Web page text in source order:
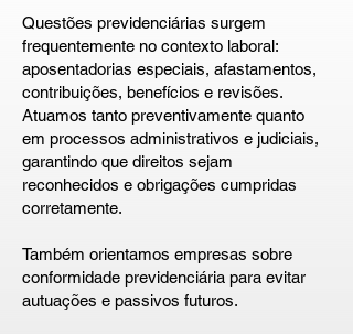
Questões previdenciárias surgem
frequentemente no contexto laboral:
aposentadorias especiais, afastamentos,
contribuições, benefícios e revisões.
Atuamos tanto preventivamente quanto
em processos administrativos e judiciais,
garantindo que direitos sejam
reconhecidos e obrigações cumpridas
corretamente.
Também orientamos empresas sobre
conformidade previdenciária para evitar
autuações e passivos futuros.